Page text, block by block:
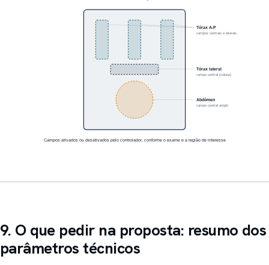
9. O que pedir na proposta: resumo dos
parâmetros técnicos